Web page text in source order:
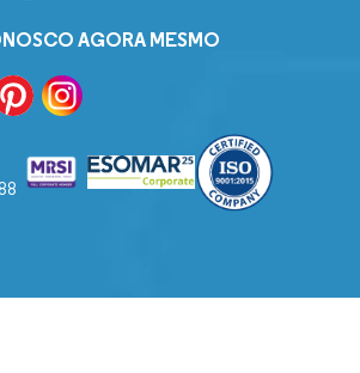
AGORA MESMO